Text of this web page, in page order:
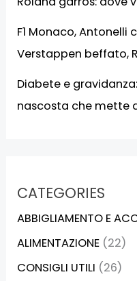
F1 Monaco, Antonelli
Verstappen beffato,
Diabete e
nascosta che mette
CATEGORIES
ABBIGLIAMENTO E
ALIMENTAZIONE (22)
CONSIGLI UTILI (26)